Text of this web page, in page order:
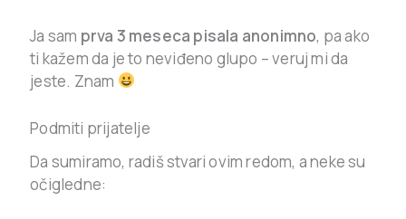
Ja sam prva 3 meseca pisala anonimno, pa ako
ti kažem da je to neviđeno glupo – veruj mi da
jeste. Znam
Podmiti prijatelje
Da sumiramo, radiš stvari ovim redom, a neke su
očigledne: